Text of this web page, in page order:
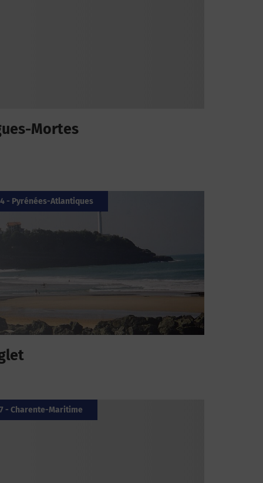
Mortes
- Pyrénées-Atlantiques
- Charente-Maritime